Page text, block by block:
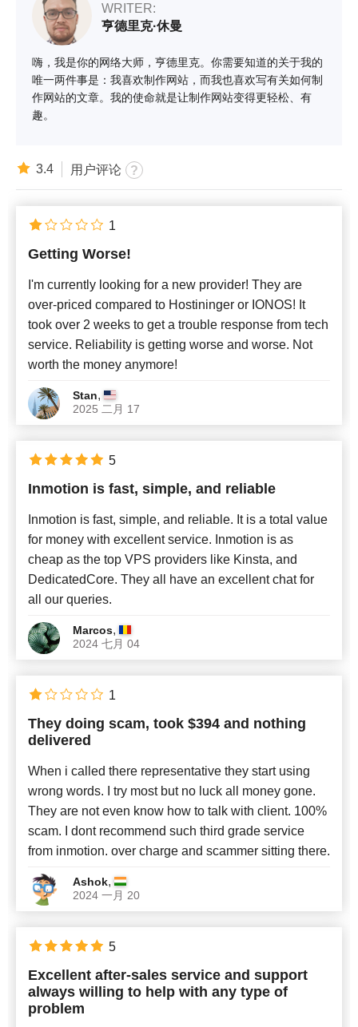
WRITER:
亨德里克·休曼
嗨，我是你的网络大师，亨德里克。你需要知道的关于我的
唯一两件事是：我喜欢制作网站，而我也喜欢写有关如何制
作网站的文章。我的使命就是让制作网站变得更轻松、有
趣。
3.4 用户评论
Getting Worse!
I'm currently looking for a new provider! They are
over-priced compared to Hostininger or IONOS! It
took over 2 weeks to get a trouble response from tech
service. Reliability is getting worse and worse. Not
worth the money anymore!
Stan,
2025 二月 17
1
Inmotion is fast, simple, and reliable
Inmotion is fast, simple, and reliable. It is a total value
for money with excellent service. Inmotion is as
cheap as the top VPS providers like Kinsta, and
DedicatedCore. They all have an excellent chat for
all our queries.
Marcos,
2024 七月 04
5
They doing scam, took $394 and nothing
delivered
When i called there representative they start using
wrong words. I try most but no luck all money gone.
They are not even know how to talk with client. 100%
scam. I dont recommend such third grade service
from inmotion. over charge and scammer sitting there.
Ashok,
2024 一月 20
1
Excellent after-sales service and support
always willing to help with any type of
problem
5